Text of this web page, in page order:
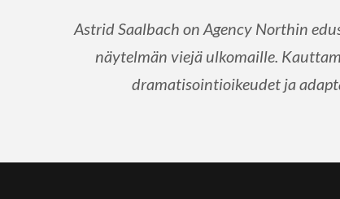
Astrid Saalbach on Agency Northin
näytelmän viejä ulkomaille.
dramatisointioikeudet ja